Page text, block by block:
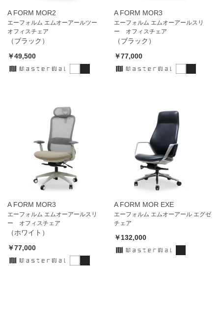
A FORM MOR2
エーフォルム エムオーアールツー
オフィスチェア
（ブラック）
￥49,500
A FORM MOR3
エーフォルム エムオーアールスリ
ー オフィスチェア
（ブラック）
￥77,000
A FORM MOR3
エーフォルム エムオーアールスリ
ー オフィスチェア
（ホワイト）
￥77,000
A FORM MOR EXE
エーフォルム エムオーアール エグゼ
チェア
￥132,000